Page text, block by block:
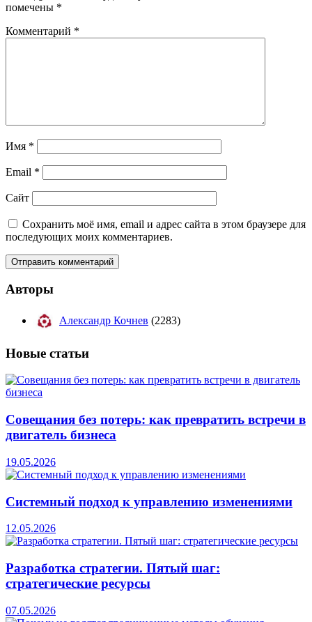
помечены *
Комментарий *
Имя *
Email *
Сайт
Сохранить моё имя, email и адрес сайта в этом браузере для
последующих моих комментариев.
Авторы
Александр Кочнев (2283)
Новые статьи
Совещания без потерь: как превратить встречи в
двигатель бизнеса
19.05.2026
Системный подход к управлению изменениями
12.05.2026
Разработка стратегии. Пятый шаг:
стратегические ресурсы
07.05.2026